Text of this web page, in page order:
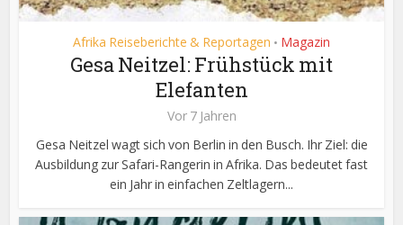
Afrika Reiseberichte & Reportagen • Magazin
Gesa Neitzel: Frühstück mit
Elefanten
Vor 7 Jahren
Gesa Neitzel wagt sich von Berlin in den Busch. Ihr Ziel: die
Ausbildung zur Safari-Rangerin in Afrika. Das bedeutet fast
ein Jahr in einfachen Zeltlagern...